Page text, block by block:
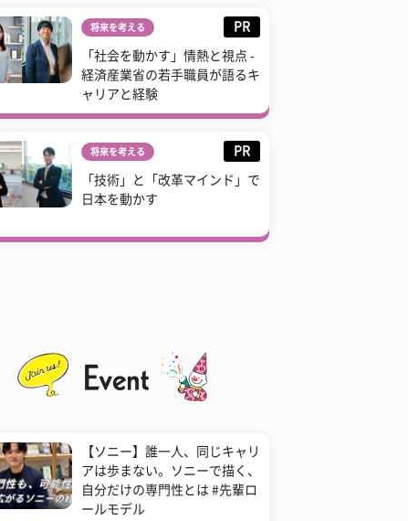
将来を考える PR
「社会を動かす」情熱と視点 -
経済産業省の若手職員が語るキ
ャリアと経験
将来を考える PR
「技術」と「改革マインド」で
日本を動かす
【ソニー】誰一人、同じキャリ
アは歩まない。ソニーで描く、
自分だけの専門性とは #先輩ロ
ールモデル